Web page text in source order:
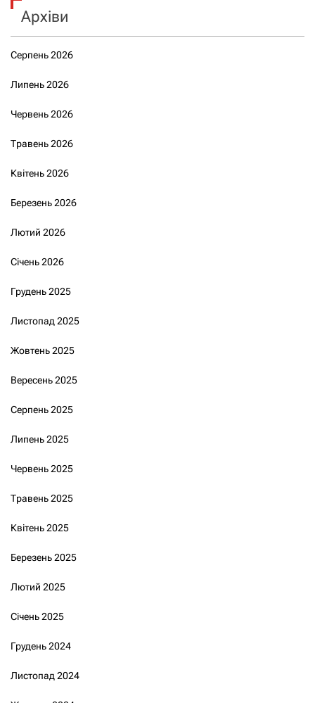
Архіви
Серпень 2026
Липень 2026
Червень 2026
Травень 2026
Квітень 2026
Березень 2026
Лютий 2026
Січень 2026
Грудень 2025
Листопад 2025
Жовтень 2025
Вересень 2025
Серпень 2025
Липень 2025
Червень 2025
Травень 2025
Квітень 2025
Березень 2025
Лютий 2025
Січень 2025
Грудень 2024
Листопад 2024